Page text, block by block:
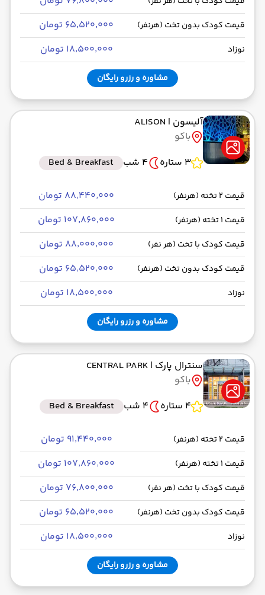
قیمت کودک بدون تخت (هرنفر) ۶۵٬۵۲۰٬۰۰۰ تومان
نوزاد ۱۸٬۵۰۰٬۰۰۰ تومان
مشاوره و رزرو رایگان
آلیسون | ALISON
باکو
3 ستاره
4 شب Bed & Breakfast
قیمت 2 تخته (هرنفر) ۸۸٬۴۴۰٬۰۰۰ تومان
قیمت 1 تخته (هرنفر) ۱۰۷٬۸۶۰٬۰۰۰ تومان
قیمت کودک با تخت (هر نفر) ۸۸٬۰۰۰٬۰۰۰ تومان
قیمت کودک بدون تخت (هرنفر) ۶۵٬۵۲۰٬۰۰۰ تومان
نوزاد ۱۸٬۵۰۰٬۰۰۰ تومان
مشاوره و رزرو رایگان
سنترال پارک | CENTRAL PARK
باکو
4 ستاره
4 شب Bed & Breakfast
قیمت 2 تخته (هرنفر) ۹۱٬۴۴۰٬۰۰۰ تومان
قیمت 1 تخته (هرنفر) ۱۰۷٬۸۶۰٬۰۰۰ تومان
قیمت کودک با تخت (هر نفر) ۷۶٬۸۰۰٬۰۰۰ تومان
قیمت کودک بدون تخت (هرنفر) ۶۵٬۵۲۰٬۰۰۰ تومان
نوزاد ۱۸٬۵۰۰٬۰۰۰ تومان
مشاوره و رزرو رایگان